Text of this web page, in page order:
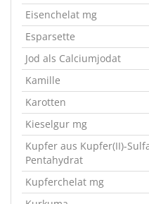
Eisenchelat mg
Esparsette
Jod als Calciumjodat
Kamille
Karotten
Kieselgur mg
Kupfer aus Kupfer(II)-
Pentahydrat
Kupferchelat mg